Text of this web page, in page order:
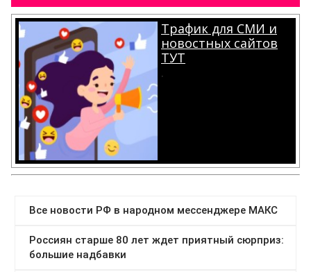
Трафик для СМИ и
новостных сайтов
ТУТ
.